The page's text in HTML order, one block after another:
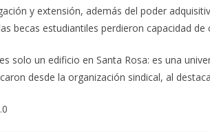
y extensión, además del poder
becas estudiantiles perdieron capacidad
solo un edificio en Santa Rosa: es una
desde la organización sindical, al